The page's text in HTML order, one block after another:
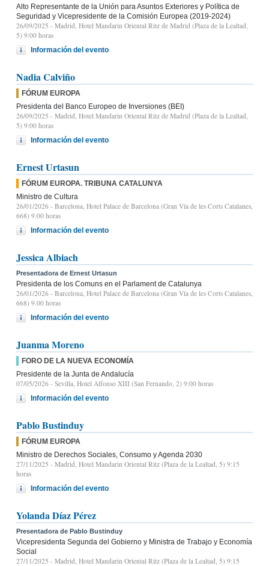
Alto Representante de la Unión para Asuntos Exteriores y Política de
Seguridad y Vicepresidente de la Comisión Europea (2019-2024)
26/09/2025 - Madrid, Hotel Mandarin Oriental Ritz de Madrid (Plaza de la Lealtad,
5) 9:00 horas
Información del evento
Nadia Calviño
FÓRUM EUROPA
Presidenta del Banco Europeo de Inversiones (BEI)
26/09/2025 - Madrid, Hotel Mandarin Oriental Ritz de Madrid (Plaza de la Lealtad,
5) 9:00 horas
Información del evento
Ernest Urtasun
FÓRUM EUROPA. TRIBUNA CATALUNYA
Ministro de Cultura
26/01/2026 - Barcelona, Hotel Palace de Barcelona (Gran Vía de les Corts Catalanes,
668) 9.00 horas
Información del evento
Jessica Albiach
Presentadora de Ernest Urtasun
Presidenta de los Comuns en el Parlament de Catalunya
26/01/2026 - Barcelona, Hotel Palace de Barcelona (Gran Vía de les Corts Catalanes,
668) 9.00 horas
Información del evento
Juanma Moreno
FORO DE LA NUEVA ECONOMÍA
Presidente de la Junta de Andalucía
07/05/2026 - Sevilla, Hotel Alfonso XIII (San Fernando, 2) 9:00 horas
Información del evento
Pablo Bustinduy
FÓRUM EUROPA
Ministro de Derechos Sociales, Consumo y Agenda 2030
27/11/2025 - Madrid, Hotel Mandarin Oriental Ritz (Plaza de la Lealtad, 5) 9:15
horas
Información del evento
Yolanda Díaz Pérez
Presentadora de Pablo Bustinduy
Vicepresidenta Segunda del Gobierno y Ministra de Trabajo y Economía
Social
27/11/2025 - Madrid, Hotel Mandarin Oriental Ritz (Plaza de la Lealtad, 5) 9:15